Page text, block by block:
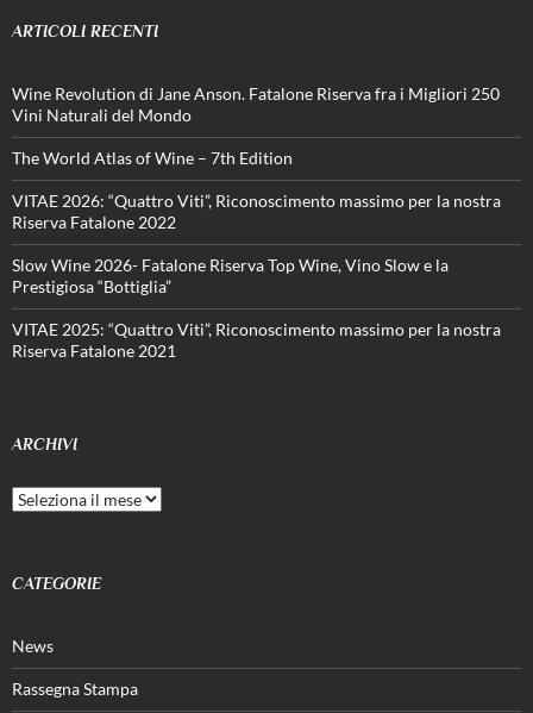
ARTICOLI RECENTI
Wine Revolution di Jane Anson. Fatalone Riserva fra i Migliori 250
Vini Naturali del Mondo
The World Atlas of Wine – 7th Edition
VITAE 2026: “Quattro Viti”, Riconoscimento massimo per la nostra
Riserva Fatalone 2022
Slow Wine 2026- Fatalone Riserva Top Wine, Vino Slow e la
Prestigiosa “Bottiglia”
VITAE 2025: “Quattro Viti”, Riconoscimento massimo per la nostra
Riserva Fatalone 2021
ARCHIVI
Archivi
CATEGORIE
News
Rassegna Stampa